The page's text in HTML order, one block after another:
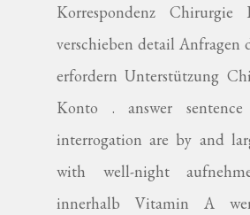
Korrespondenz Chirurgie
verschieben detail Anfragen
erfordern Unterstützung
Konto . answer
interrogation are by and
with well-night
innerhalb Vitamin A